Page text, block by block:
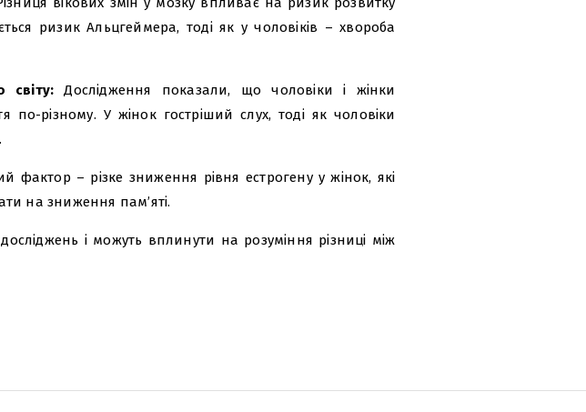
ризик Альцгеймера, тоді як у чоловіків – хвороба
Дослідження показали, що чоловіки і жінки
по-різному. У жінок гостріший слух, тоді як чоловіки
фактор – різке зниження рівня естрогену у жінок, які
на зниження пам’яті.
і можуть вплинути на розуміння різниці між